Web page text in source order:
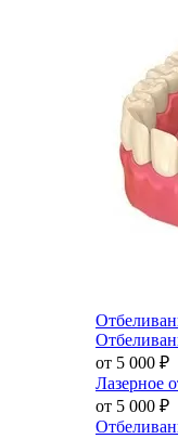
от 5 000 ₽
Лазерное
от 5 000 ₽